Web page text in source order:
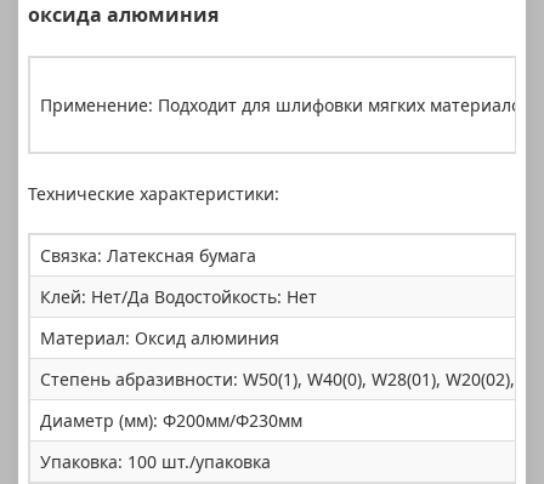
оксида алюминия
Применение: Подходит для шлифовки мягких материалов,
Технические характеристики:
Связка: Латексная бумага
Клей: Нет/Да Водостойкость: Нет
Материал: Оксид алюминия
Степень абразивности: W50(1), W40(0), W28(01), W20(02),
Диаметр (мм): Φ200мм/Φ230мм
Упаковка: 100 шт./упаковка